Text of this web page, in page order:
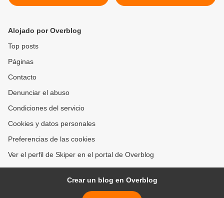
Propiedad Privada, Ni la
Alojado por Overblog
Top posts
Páginas
Contacto
Denunciar el abuso
Condiciones del servicio
Cookies y datos personales
Preferencias de las cookies
Ver el perfil de Skiper en el portal de Overblog
Crear un blog en Overblog